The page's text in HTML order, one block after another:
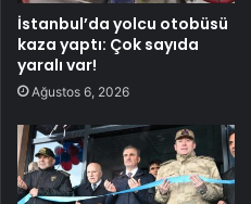
İstanbul’da yolcu otobüsü
kaza yaptı: Çok sayıda
yaralı var!
Ağustos 6, 2026